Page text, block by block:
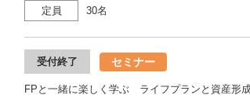
定員 30名
受付終了 セミナー
FPと一緒に楽しく学ぶ ライフプランと資産形